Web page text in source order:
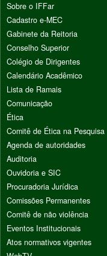
Sobre o IFFar
Cadastro e-MEC
Gabinete da Reitoria
Conselho Superior
Colégio de Dirigentes
Calendário Acadêmico
Lista de Ramais
Comunicação
Ética
Comitê de Ética na Pesquisa
Agenda de autoridades
Auditoria
Ouvidoria e SIC
Procuradoria Jurídica
Comissões Permanentes
Comitê de não violência
Eventos Institucionais
Atos normativos vigentes